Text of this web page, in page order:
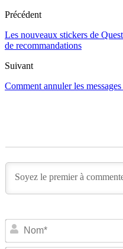
Précédent
Les nouveaux stickers de
de recommandations
Suivant
Comment annuler les